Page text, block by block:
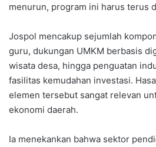
menurun, program ini harus terus
Jospol mencakup sejumlah
guru, dukungan UMKM berbasis
wisata desa, hingga penguatan
fasilitas kemudahan investasi.
elemen tersebut sangat relevan
ekonomi daerah.
Ia menekankan bahwa sektor